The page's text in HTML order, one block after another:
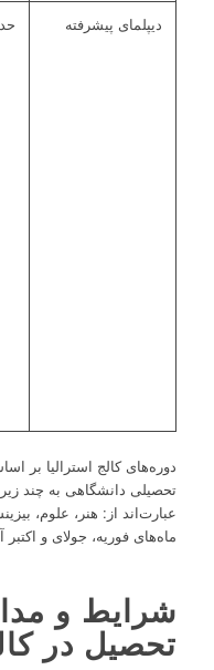
دیپلمای پیشرفته
دوره‌های کالج استرالیا بر
تحصیلی دانشگاهی به چند
عبارت‌اند از: هنر، علوم،
ماه‌های فوریه، جولای و
شرایط و
تحصیل در